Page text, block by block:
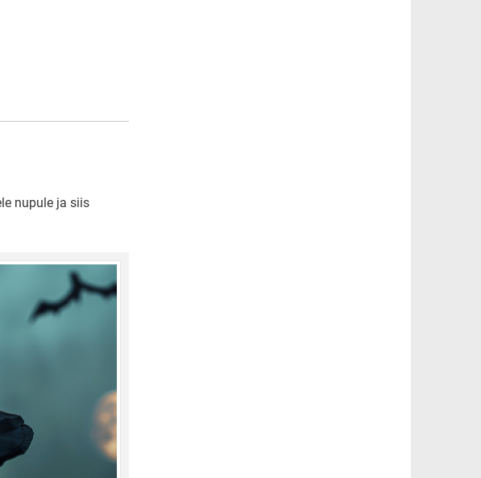
nupule ja siis